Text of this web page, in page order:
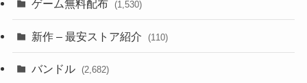
ゲーム無料配布 (1,530)
新作 – 最安ストア紹介 (110)
バンドル (2,682)